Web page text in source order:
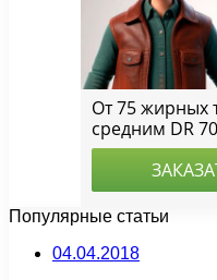
Популярные статьи
04.04.2018